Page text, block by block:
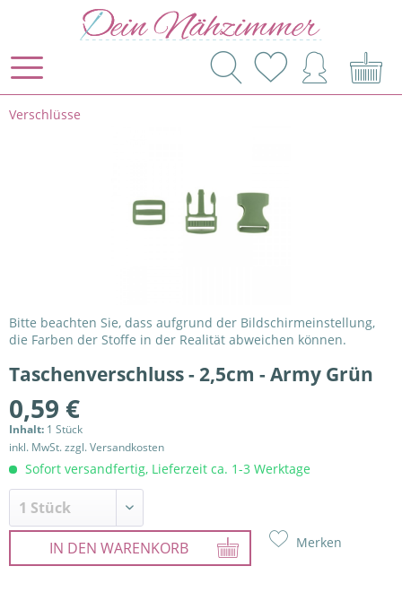
Verschlüsse
Bitte beachten Sie, dass aufgrund der Bildschirmeinstellung,
die Farben der Stoffe in der Realität abweichen können.
Taschenverschluss - 2,5cm - Army Grün
0,59 €
Inhalt: 1 Stück
inkl. MwSt.zzgl. Versandkosten
Sofort versandfertig, Lieferzeit ca. 1-3 Werktage
IN DEN WARENKORB Merken